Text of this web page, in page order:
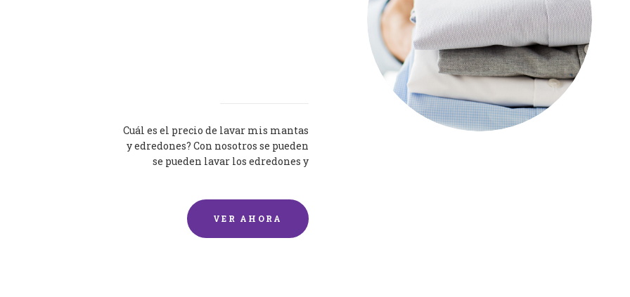
Cuál es el precio de lavar mis mantas
y edredones? Con nosotros se pueden
se pueden lavar los edredones y
VER AHORA